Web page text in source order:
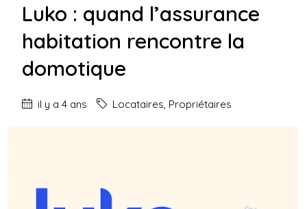
Luko : quand l’assurance
habitation rencontre la
domotique
il y a 4 ans Locataires, Propriétaires